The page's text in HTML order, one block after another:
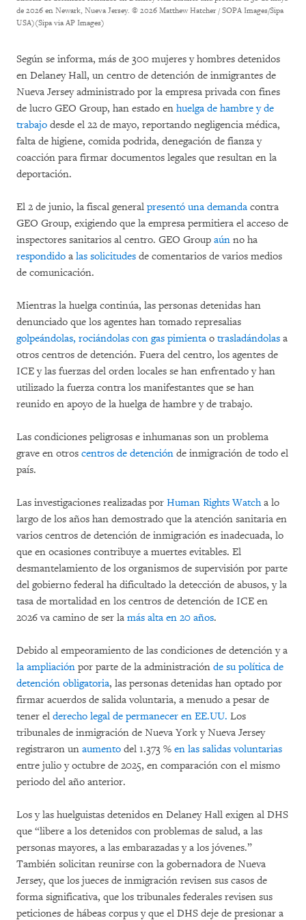
de 2026 en Newark, Nueva Jersey. © 2026 Matthew Hatcher / SOPA Images/Sipa
USA)(Sipa via AP Images)
Según se informa, más de 300 mujeres y hombres detenidos
en Delaney Hall, un centro de detención de inmigrantes de
Nueva Jersey administrado por la empresa privada con fines
de lucro GEO Group, han estado en huelga de hambre y de
trabajo desde el 22 de mayo, reportando negligencia médica,
falta de higiene, comida podrida, denegación de fianza y
coacción para firmar documentos legales que resultan en la
deportación.
El 2 de junio, la fiscal general presentó una demanda contra
GEO Group, exigiendo que la empresa permitiera el acceso de
inspectores sanitarios al centro. GEO Group aún no ha
respondido a las solicitudes de comentarios de varios medios
de comunicación.
Mientras la huelga continúa, las personas detenidas han
denunciado que los agentes han tomado represalias
golpeándolas, rociándolas con gas pimienta o trasladándolas a
otros centros de detención. Fuera del centro, los agentes de
ICE y las fuerzas del orden locales se han enfrentado y han
utilizado la fuerza contra los manifestantes que se han
reunido en apoyo de la huelga de hambre y de trabajo.
Las condiciones peligrosas e inhumanas son un problema
grave en otros centros de detención de inmigración de todo el
país.
Las investigaciones realizadas por Human Rights Watcha lo
largo de los años han demostrado que la atención sanitaria en
varios centros de detención de inmigración es inadecuada, lo
que en ocasiones contribuye a muertes evitables. El
desmantelamiento de los organismos de supervisión por parte
del gobierno federal ha dificultado la detección de abusos, y la
tasa de mortalidad en los centros de detención de ICE en
2026 va camino de ser la más alta en 20 años.
Debido al empeoramiento de las condiciones de detención y a
la ampliación por parte de la administración de su política de
detención obligatoria, las personas detenidas han optado por
firmar acuerdos de salida voluntaria, a menudo a pesar de
tener el derecho legal de permanecer en EE.UU. Los
tribunales de inmigración de Nueva York y Nueva Jersey
registraron un aumento del 1.373 % en las salidas voluntarias
entre julio y octubre de 2025, en comparación con el mismo
periodo del año anterior.
Los y las huelguistas detenidos en Delaney Hall exigen al DHS
que “libere a los detenidos con problemas de salud, a las
personas mayores, a las embarazadas y a los jóvenes.”
También solicitan reunirse con la gobernadora de Nueva
Jersey, que los jueces de inmigración revisen sus casos de
forma significativa, que los tribunales federales revisen sus
peticiones de hábeas corpus y que el DHS deje de presionar a